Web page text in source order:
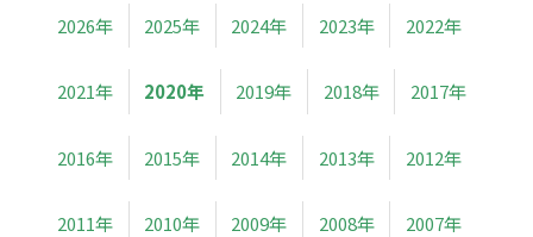
2026年 2025年 2024年 2023年 2022年
2021年 2020年 2019年 2018年 2017年
2016年 2015年 2014年 2013年 2012年
2011年 2010年 2009年 2008年 2007年